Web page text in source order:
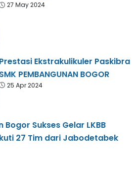
27 May 2024
Prestasi Ekstrakulikuler Paskibra
SMK PEMBANGUNAN BOGOR
25 Apr 2024
Bogor Sukses Gelar LKBB
27 Tim dari Jabodetabek